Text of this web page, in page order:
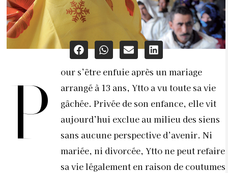
P
our s’être enfuie après un mariage
arrangé à 13 ans, Ytto a vu toute sa vie
gâchée. Privée de son enfance, elle vit
aujourd’hui exclue au milieu des siens
sans aucune perspective d’avenir. Ni
mariée, ni divorcée, Ytto ne peut refaire
sa vie légalement en raison de coutumes